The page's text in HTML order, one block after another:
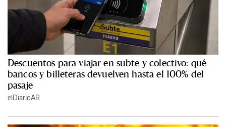
Descuentos para viajar en subte y colectivo: qué
bancos y billeteras devuelven hasta el 100% del
pasaje
elDiarioAR